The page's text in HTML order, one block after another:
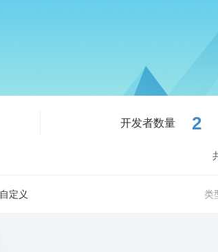
开发者数量 2
自定义 类